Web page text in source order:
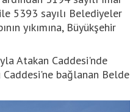
5393 sayılı Belediyeler
yıkımına, Büyükşehir
Atakan Caddesi'nde
bağlanan Belde